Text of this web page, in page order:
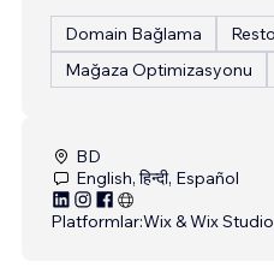
Domain Bağlama
Mağaza Optimizasyonu
BD
English, हिन्दी, Español
Platformlar:Wix & Wix Studio